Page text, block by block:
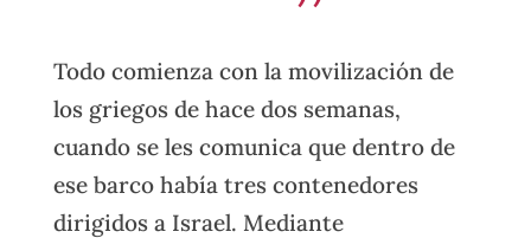
Todo comienza con la movilización de
los griegos de hace dos semanas,
cuando se les comunica que dentro de
ese barco había tres contenedores
dirigidos a Israel. Mediante